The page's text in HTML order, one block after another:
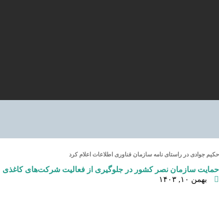
حکیم جوادی در راستای نامه سازمان فناوری اطلاعات اعلام کرد
حمایت سازمان نصر کشور در جلوگیری از فعالیت شرکت‌های کاغذی
بهمن ۱۰, ۱۴۰۳